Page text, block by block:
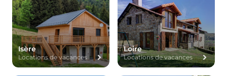
Isère
Locations de vacances
Loire
Locations de vacances